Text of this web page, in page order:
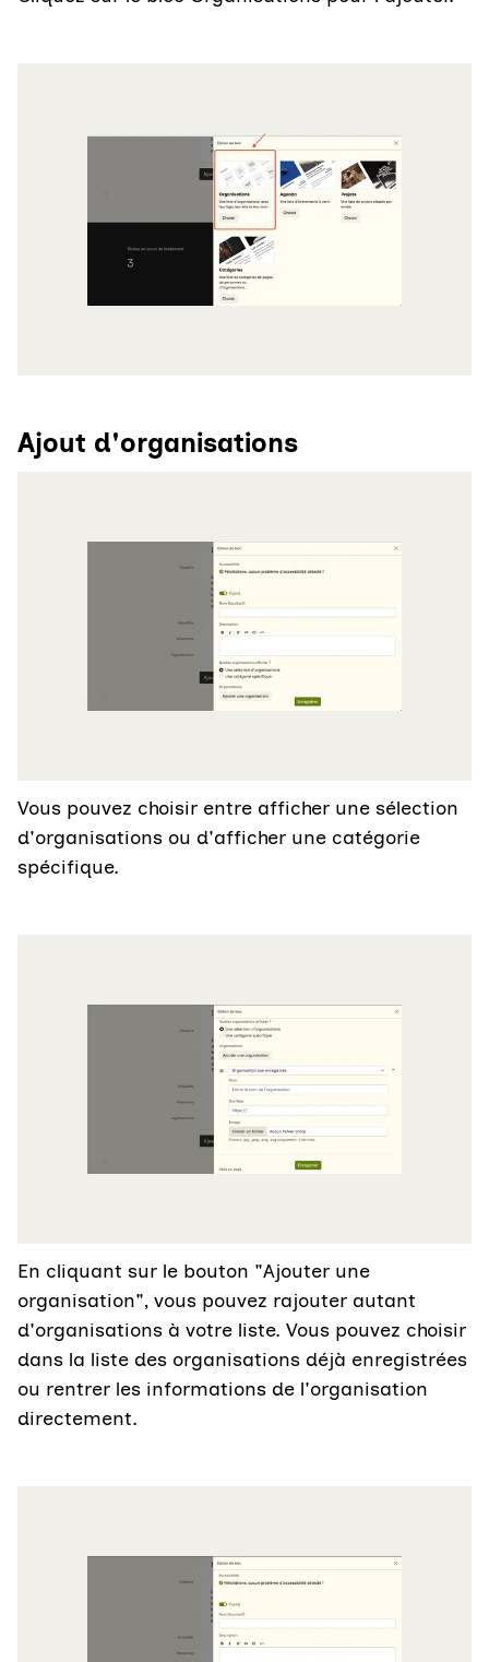
Ajout d'organisations
Vous pouvez choisir entre afficher une sélection
d'organisations ou d'afficher une catégorie
spécifique.
En cliquant sur le bouton "Ajouter une
organisation", vous pouvez rajouter autant
d'organisations à votre liste. Vous pouvez choisir
dans la liste des organisations déjà enregistrées
ou rentrer les informations de l'organisation
directement.